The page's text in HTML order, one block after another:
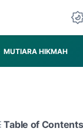
MUTIARA HIKMAH
Table of Contents